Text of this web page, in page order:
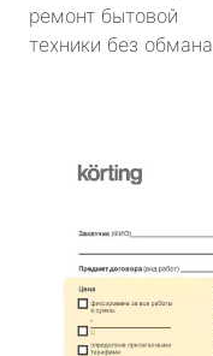
ремонт бытовой
техники без обмана.